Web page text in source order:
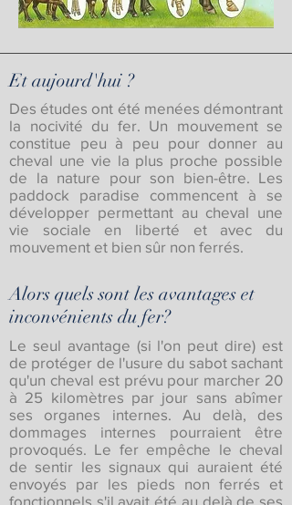
Et aujourd'hui ?
Des études ont été menées démontrant
la nocivité du fer. Un mouvement se
constitue peu à peu pour donner au
cheval une vie la plus proche possible
de la nature pour son bien-être. Les
paddock paradise commencent à se
développer permettant au cheval une
vie sociale en liberté et avec du
mouvement et bien sûr non ferrés.
Alors quels sont les avantages et
inconvénients du fer?
Le seul avantage (si l'on peut dire) est
de protéger de l'usure du sabot sachant
qu'un cheval est prévu pour marcher 20
à 25 kilomètres par jour sans abîmer
ses organes internes. Au delà, des
dommages internes pourraient être
provoqués. Le fer empêche le cheval
de sentir les signaux qui auraient été
envoyés par les pieds non ferrés et
fonctionnels s'il avait été au delà de ses